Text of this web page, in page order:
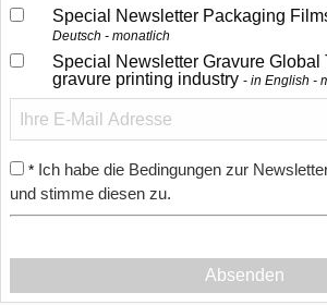
Special Newsletter Packaging
Deutsch - monatlich
Special Newsletter Gravure Global
gravure printing industry
in English -
* Ich habe die Bedingungen zur
und stimme diesen zu.
Absenden